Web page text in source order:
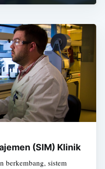
(SIM) Klinik
berkembang, sistem